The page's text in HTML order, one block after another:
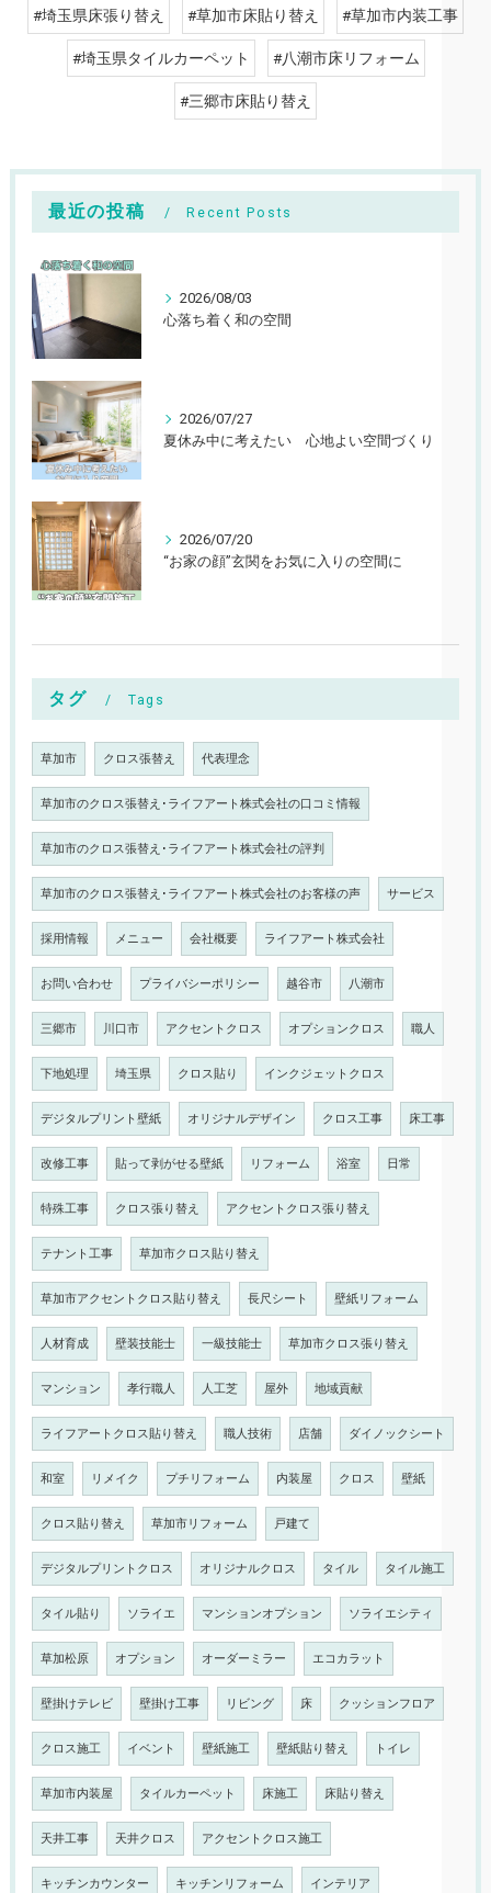
#埼玉県床張り替え #草加市床貼り替え #草加市内装工事
#埼玉県タイルカーペット #八潮市床リフォーム
#三郷市床貼り替え
最近の投稿 Recent Posts
2026/08/03
心落ち着く和の空間
2026/07/27
夏休み中に考えたい 心地よい空間づくり
2026/07/20
“お家の顔”玄関をお気に入りの空間に
タグ Tags
草加市 クロス張替え 代表理念
草加市のクロス張替え･ライフアート株式会社の口コミ情報
草加市のクロス張替え･ライフアート株式会社の評判
草加市のクロス張替え･ライフアート株式会社のお客様の声 サービス
採用情報 メニュー 会社概要 ライフアート株式会社
お問い合わせ プライバシーポリシー 越谷市 八潮市
三郷市 川口市 アクセントクロス オプションクロス 職人
下地処理 埼玉県 クロス貼り インクジェットクロス
デジタルプリント壁紙 オリジナルデザイン クロス工事 床工事
改修工事 貼って剥がせる壁紙 リフォーム 浴室 日常
特殊工事 クロス張り替え アクセントクロス張り替え
テナント工事 草加市クロス貼り替え
草加市アクセントクロス貼り替え 長尺シート 壁紙リフォーム
人材育成 壁装技能士 一級技能士 草加市クロス張り替え
マンション 孝行職人 人工芝 屋外 地域貢献
ライフアートクロス貼り替え 職人技術 店舗 ダイノックシート
和室 リメイク プチリフォーム 内装屋 クロス 壁紙
クロス貼り替え 草加市リフォーム 戸建て
デジタルプリントクロス オリジナルクロス タイル タイル施工
タイル貼り ソライエ マンションオプション ソライエシティ
草加松原 オプション オーダーミラー エコカラット
壁掛けテレビ 壁掛け工事 リビング 床 クッションフロア
クロス施工 イベント 壁紙施工 壁紙貼り替え トイレ
草加市内装屋 タイルカーペット 床施工 床貼り替え
天井工事 天井クロス アクセントクロス施工
キッチンカウンター キッチンリフォーム インテリア